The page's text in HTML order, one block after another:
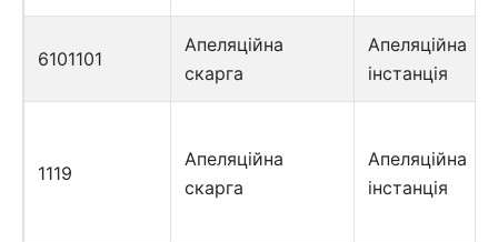
6101101
Апеляційна
скарга
Апеляційна
інстанція
1119
Апеляційна
скарга
Апеляційна
інстанція